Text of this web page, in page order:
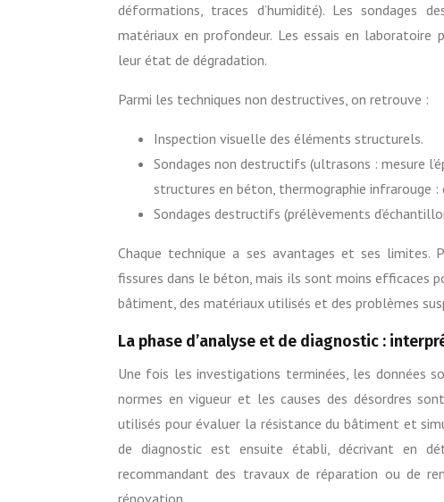
déformations, traces d’humidité). Les sondages
matériaux en profondeur. Les essais en
leur état de dégradation.
Parmi les techniques non destructives, on retrouve :
Inspection visuelle des éléments structurels.
Sondages non destructifs (ultrasons : mesure
structures en béton, thermographie infrarouge
Sondages destructifs (prélèvements
Chaque technique a ses avantages et ses
fissures dans le béton, mais ils sont moins efficaces
bâtiment, des matériaux utilisés et des problèmes
La phase d’analyse et de diagnostic :
Une fois les investigations terminées, les données
normes en vigueur et les causes des désordres
utilisés pour évaluer la résistance du bâtiment et
de diagnostic est ensuite établi, décrivant en
recommandant des travaux de réparation ou de
rénovation.